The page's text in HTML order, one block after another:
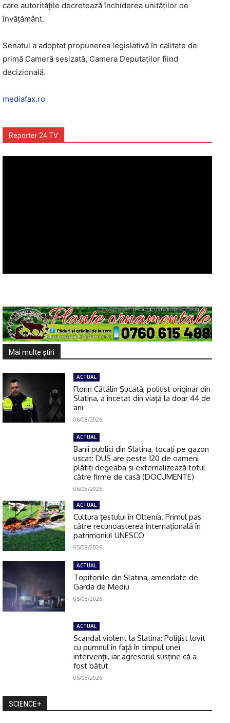
care autorităţile decretează închiderea unităţilor de
învăţământ.
Senatul a adoptat propunerea legislativă în calitate de
primă Cameră sesizată, Camera Deputaţilor fiind
decizională.
mediafax.ro
Reporter 24 TV
Mai multe ştiri
ACTUAL
Florin Cătălin Șucată, poliţist originar din
Slatina, a încetat din viață la doar 44 de
ani
06/08/2026
ACTUAL
Banii publici din Slatina, tocaţi pe gazon
uscat: DUS are peste 120 de oameni
plătiţi degeaba şi externalizează totul
către firme de casă (DOCUMENTE)
06/08/2026
ACTUAL
Cultura țestului în Oltenia. Primul pas
către recunoașterea internațională în
patrimoniul UNESCO
05/08/2026
ACTUAL
Topitoriile din Slatina, amendate de
Garda de Mediu
05/08/2026
ACTUAL
Scandal violent la Slatina: Polițist lovit
cu pumnul în față în timpul unei
intervenții, iar agresorul susține că a
fost bătut
05/08/2026
SCIENCE+